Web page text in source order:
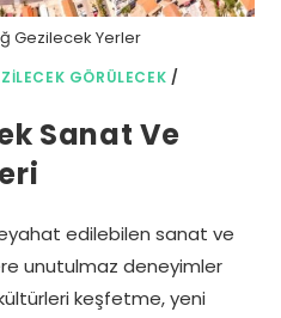
Gezilecek Yerler
GÖRÜLECEK /
Sanat Ve
edilebilen sanat ve
unutulmaz deneyimler
keşfetme, yeni